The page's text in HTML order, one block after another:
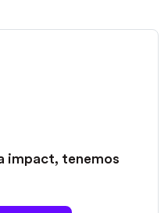
impact, tenemos